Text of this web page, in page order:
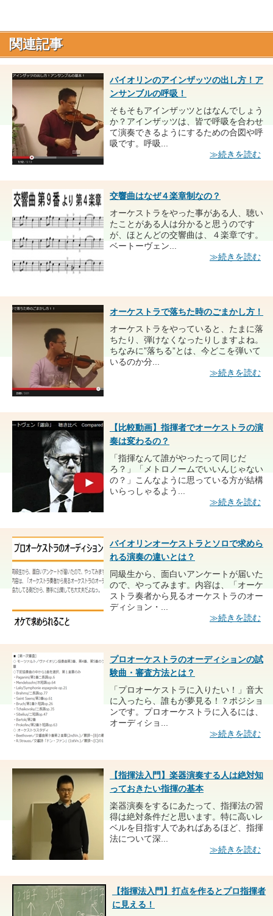
関連記事
バイオリンのアインザッツの出し方！ア
ンサンブルの呼吸！
そもそもアインザッツとはなんでしょう
か？アインザッツは、皆で呼吸を合わせ
て演奏できるようにするための合図や呼
吸です。呼吸...
≫続きを読む
交響曲はなぜ４楽章制なの？
オーケストラをやった事がある人、聴い
たことがある人は分かると思うのです
が、ほとんどの交響曲は、４楽章です。
ベートーヴェン...
≫続きを読む
オーケストラで落ちた時のごまかし方！
オーケストラをやっていると、たまに落
ちたり、弾けなくなったりしますよね。
ちなみに”落ちる”とは、今どこを弾いて
いるのか分...
≫続きを読む
【比較動画】指揮者でオーケストラの演
奏は変わるの？
「指揮なんて誰がやったって同じだ
ろ？」「メトロノームでいいんじゃない
の？」こんなように思っている方が結構
いらっしゃるよう...
≫続きを読む
バイオリンオーケストラとソロで求めら
れる演奏の違いとは？
同級生から、面白いアンケートが届いた
ので、やってみます。内容は、「オーケ
ストラ奏者から見るオーケストラのオー
ディション・...
≫続きを読む
プロオーケストラのオーディションの試
験曲・審査方法とは？
「プロオーケストラに入りたい！」音大
に入ったら、誰もが夢見る！？ポジショ
ンです。プロオーケストラに入るには、
オーディショ...
≫続きを読む
【指揮法入門】楽器演奏する人は絶対知
っておきたい指揮の基本
楽器演奏をするにあたって、指揮法の習
得は絶対条件だと思います。特に高いレ
ベルを目指す人であればあるほど、指揮
法について深...
≫続きを読む
【指揮法入門】打点を作るとプロ指揮者
に見える！